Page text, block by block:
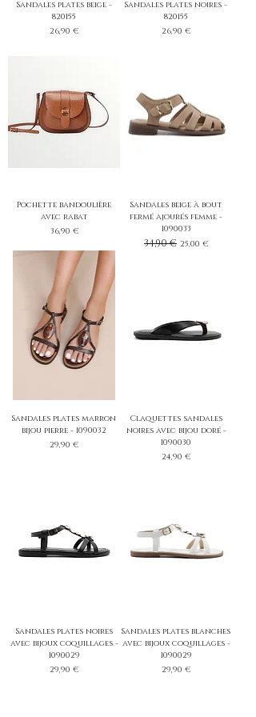
Sandales plates beige -
820155
Prix
26,90 €
Sandales plates noires -
820155
Prix
26,90 €
Pochette bandoulière
avec rabat
Prix
36,90 €
Sandales beige à bout
fermé ajourés femme -
1090033
Prix original
34,90 € Prix promotionnel
25,00 €
Sandales plates marron
bijou pierre - 1090032
Prix
29,90 €
Claquettes sandales
noires avec bijou doré -
1090030
Prix
24,90 €
Sandales plates noires
avec bijoux coquillages -
1090029
Prix
29,90 €
Sandales plates blanches
avec bijoux coquillages -
1090029
Prix
29,90 €